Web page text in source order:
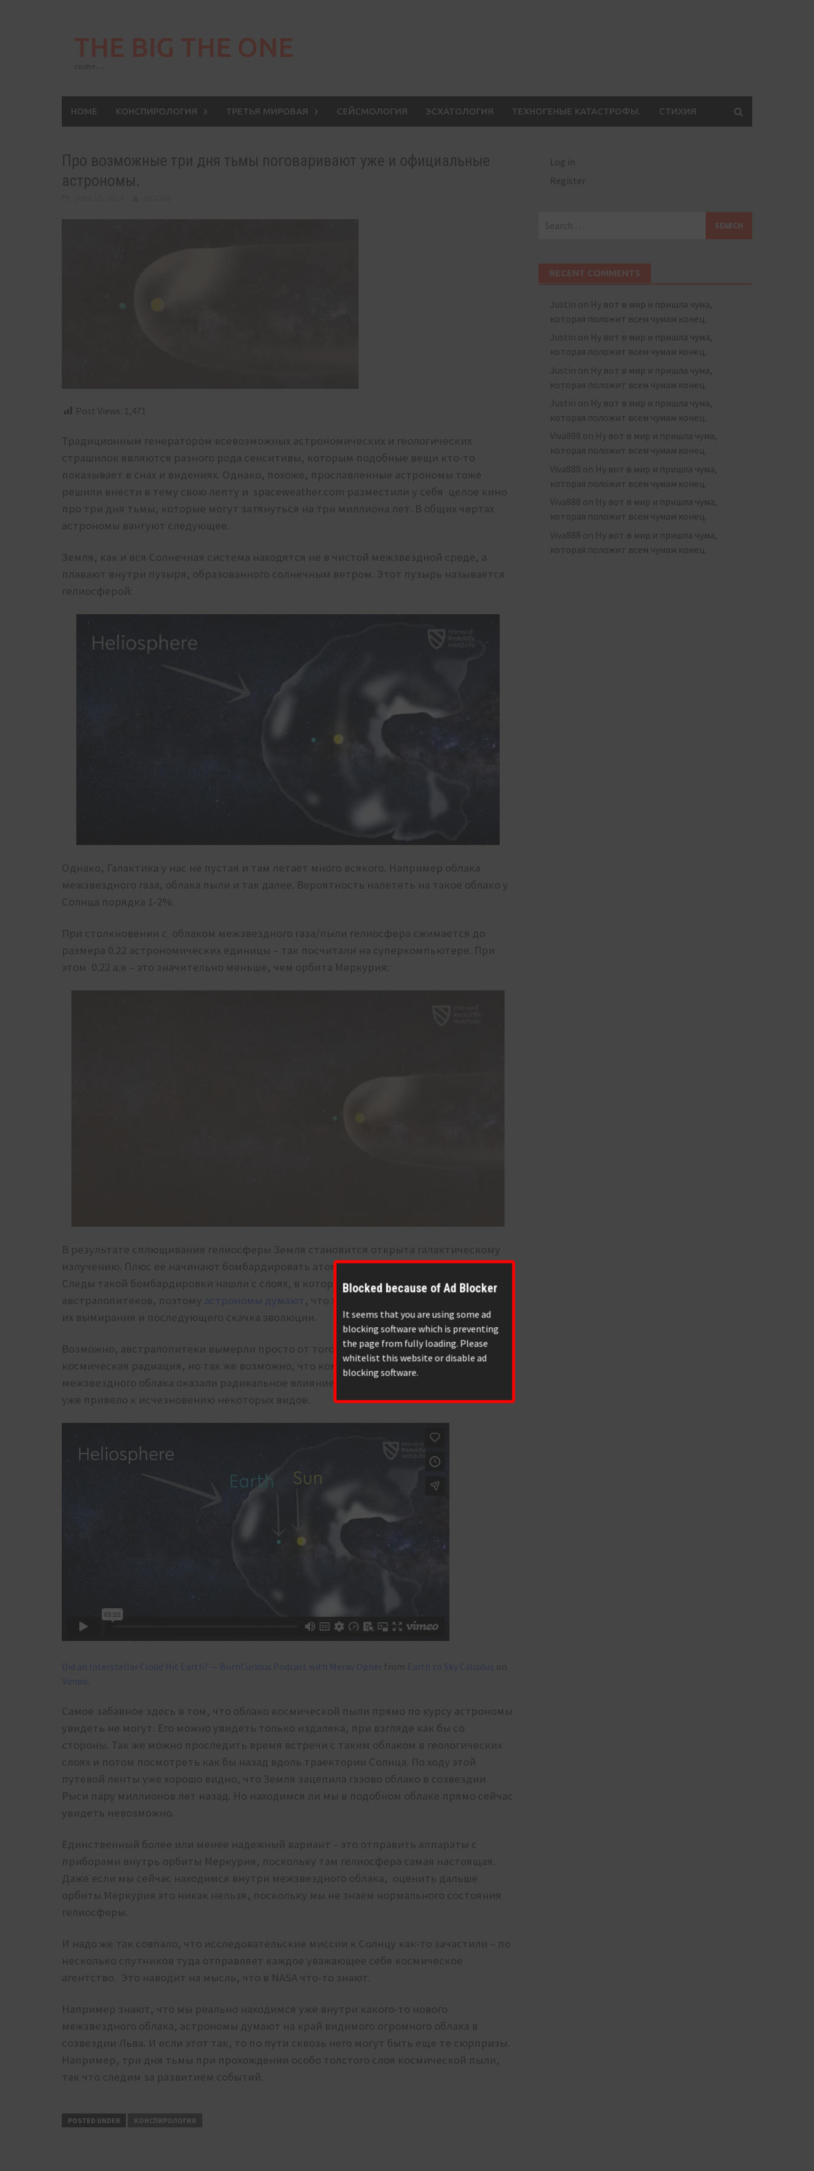
Blocked because of Ad Blocker
It seems that you are using some ad
blocking software which is preventing
the page from fully loading. Please
whitelist this website or disable ad
blocking software.
THE BIG THE ONE
HOME КОНСПИРОЛОГИЯ ТРЕТЬЯ МИРОВАЯ СЕЙСМОЛОГИЯ ЭСХАТОЛОГИЯ ТЕХНОГЕНЫЕ КАТАСТРОФЫ. СТИХИЯ
Про возможные три дня тьмы поговаривают уже и официальные
астрономы.
Post Views: 1,471
Традиционным генератором всевозможных астрономических и геологических
страшилок являются разного рода сенситивы, которым подобные вещи кто-то
показывает в снах и видениях. Однако, похоже, прославленные астрономы тоже
решили внести в тему свою лепту и spaceweather.com разместили у себя целое кино
про три дня тьмы, которые могут затянуться на три миллиона лет. В общих чертах
астрономы вангуют следующее.
Земля, как и вся Солнечная система находятся не в чистой межзвездной среде, а
плавают внутри пузыря, образованного солнечным ветром. Этот пузырь называется
гелиосферой:
Однако, Галактика у нас не пустая и там летает много всякого. Например облака
межзвездного газа, облака пыли и так далее. Вероятность налететь на такое облако у
Солнца порядка 1-2%.
При столкновении с облаком межзвездного газа/пыли гелиосфера сжимается до
размера 0.22 астрономических единицы – так посчитали на суперкомпьютере. При
этом 0.22 а.е – это значительно меньше, чем орбита Меркурия:
В результате сплющивания гелиосферы Земля становится открыта галактическому
излучению. Плюс её начинают бомбардировать атомы водорода и пыль из облака.
Следы такой бомбардировки нашли с слоях, в которых похоронены остатки
австралопитеков, поэтому астрономы думают, что это могло стать одной из причин
их вымирания и последующего скачка эволюции.
Возможно, австралопитеки вымерли просто от того, что сильно повысилась
космическая радиация, но так же возможно, что компоненты холодного
межзвездного облака оказали радикальное влияние на климат. А изменение климата
уже привело к исчезновению некоторых видов.
Did an Interstellar Cloud Hit Earth? — BornCurious Podcast with Merav Opher from Earth to Sky Calculus on
Vimeo
Самое забавное здесь в том, что облако космической пыли прямо по курсу астрономы
увидеть не могут. Его можно увидеть только издалека, при взгляде как бы со
стороны. Так же можно проследить время встречи с таким облаком в геологических
слоях и потом посмотреть как бы назад вдоль траектории Солнца. По ходу этой
путевой ленты уже хорошо видно, что Земля зацепила газово облако в созвездии
Рыси пару миллионов лет назад. Но находимся ли мы в подобном облаке прямо сейчас
увидеть невозможно.
Единственный более или менее надежный вариант – это отправить аппараты с
приборами внутрь орбиты Меркурия, поскольку там гелиосфера самая настоящая.
Даже если мы сейчас находимся внутри межзвездного облака, оценить дальше
орбиты Меркурия это никак нельзя, поскольку мы не знаем нормального состояния
гелиосферы.
И надо же так совпало, что исследовательские миссии к Солнцу как-то зачастили – по
несколько спутников туда отправляет каждое уважающее себя космическое
агентство. Это наводит на мысль, что в NASA что-то знают.
Например знают, что мы реально находимся уже внутри какого-то нового
межзвездного облака, астрономы думают на край видимого огромного облака в
созвездии Льва. И если этот так, то по пути сквозь него могут быть еще те сюрпризы.
Например, три дня тьмы при прохождении особо толстого слоя космической пыли,
так что следим за развитием событий.
POSTED UNDER КОНСПИРОЛОГИЯ
Log in
Register
for:
RECENT COMMENTS
Justin on Ну вот в мир и пришла чума,
которая положит всем чумам конец.
Justin on Ну вот в мир и пришла чума,
которая положит всем чумам конец.
Justin on Ну вот в мир и пришла чума,
которая положит всем чумам конец.
Justin on Ну вот в мир и пришла чума,
которая положит всем чумам конец.
Viva888 on Ну вот в мир и пришла чума,
которая положит всем чумам конец.
Viva888 on Ну вот в мир и пришла чума,
которая положит всем чумам конец.
Viva888 on Ну вот в мир и пришла чума,
которая положит всем чумам конец.
Viva888 on Ну вот в мир и пришла чума,
которая положит всем чумам конец.